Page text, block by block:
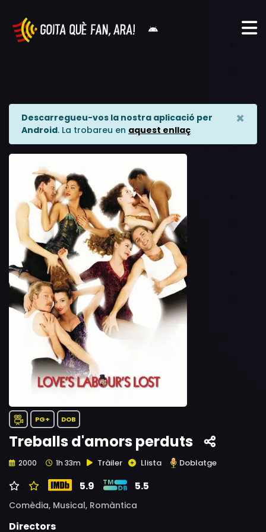
Descarregueu-vos la nostra aplicació per
Android. La trobareu en aquest enllaç
×
PG+ DOB
Treballs d'amors perduts
2000 1h 33m Tràiler Llista Doblatge
5.9 5.5
Comèdia, Musical, Romàntica
Directors